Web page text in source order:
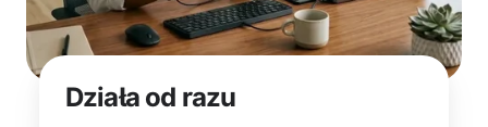
Działa od razu